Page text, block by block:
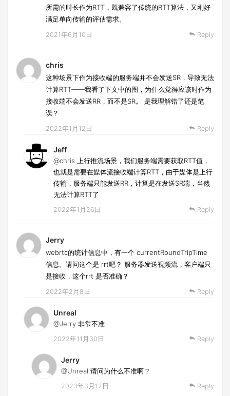
所需的时长作为RTT，既兼容了传统的RTT算法，又刚好
满足单向传输的评估需求。
2021年6月10日 Reply
chris
这种场景下作为接收端的服务端并不会发送SR，导致无法
计算RTT——我看了下文中的图，为什么觉得应该时作为
接收端不会发送RR，而不是SR。 是我理解错了还是笔
误？
2022年1月12日 Reply
Jeff
@chris 上行推流场景，我们服务端需要获取RTT值，
也就是需要在媒体流接收端计算RTT，由于媒体是上行
传输，服务端只能发送RR，计算是在发送SR端，当然
无法计算RTT了
2022年1月26日 Reply
Jerry
webrtc的统计信息中，有一个 currentRoundTripTime
信息。请问这个是 rrt吧？ 服务器发送视频流，客户端只
是接收，这个rrt 是否准确？
2022年2月8日 Reply
Unreal
@Jerry 非常不准
2022年11月30日 Reply
Jerry
@Unreal 请问为什么不准啊？
2023年3月12日 Reply